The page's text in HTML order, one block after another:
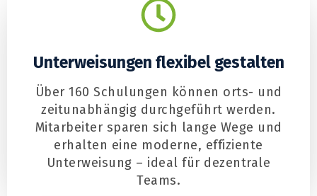
Unterweisungen flexibel gestalten
Über 160 Schulungen können orts- und
zeitunabhängig durchgeführt werden.
Mitarbeiter sparen sich lange Wege und
erhalten eine moderne, effiziente
Unterweisung – ideal für dezentrale
Teams.